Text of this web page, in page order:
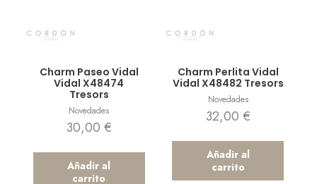
Charm Paseo Vidal
Vidal X48474
Tresors
Novedades
30,00 €
Añadir al
carrito
Charm Perlita Vidal
Vidal X48482 Tresors
Novedades
32,00 €
Añadir al
carrito